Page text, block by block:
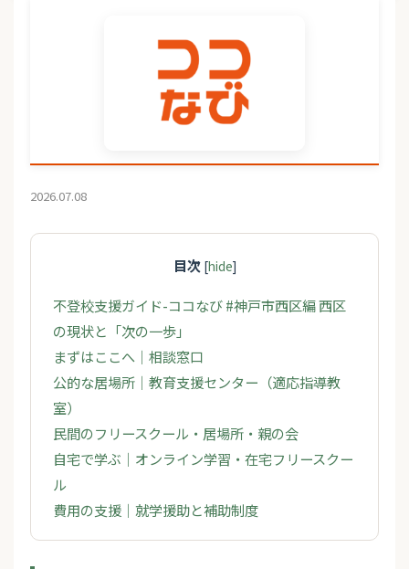
2026.07.08
目次 [hide]
不登校支援ガイド-ココなび #神戸市西区編 西区
の現状と「次の一歩」
まずはここへ｜相談窓口
公的な居場所｜教育支援センター（適応指導教
室）
民間のフリースクール・居場所・親の会
自宅で学ぶ｜オンライン学習・在宅フリースクー
ル
費用の支援｜就学援助と補助制度